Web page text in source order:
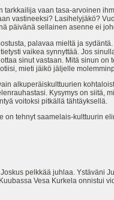
tarkkailija vaan tasa-arvoinen
vastineeksi? Lasihelyjäkö?
päivänä sellainen asenne ei
palavaa mieltä ja
vaikea synnyttää. Jos
sinut vastaan. Mitä sinun
mieti jäikö jäljelle
alkuperäiskulttuurien
Kysymys on siitä,
voitoksi pitkällä tähtäyksellä.
on tehnyt saamelais-kulttuurin
pelkkää juhlaa. Ystäväni
Vesa Kurkela onnistui